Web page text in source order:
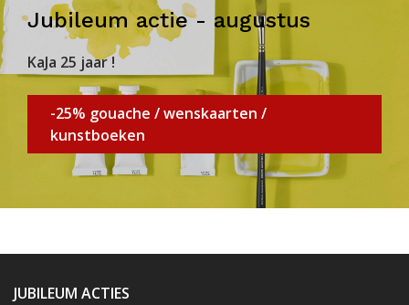
Jubileum actie - augustus
KaJa 25 jaar !
-25% gouache / wenskaarten /
kunstboeken
JUBILEUM ACTIES